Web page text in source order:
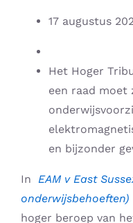
17 augustus
Het Hoger
een raad moet
en bijzonder
In EAM v East
onderwijsbehoeften)
hoger beroep van